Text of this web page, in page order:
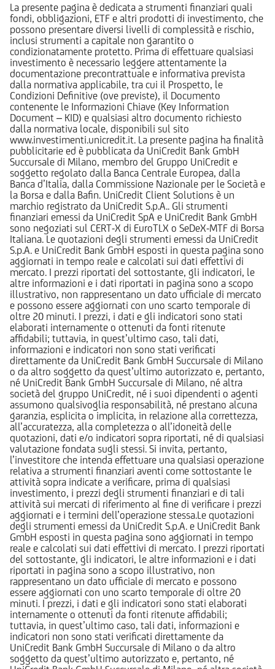
La presente pagina è dedicata a strumenti finanziari quali
fondi, obbligazioni, ETF e altri prodotti di investimento, che
possono presentare diversi livelli di complessità e rischio,
inclusi strumenti a capitale non garantito o
condizionatamente protetto. Prima di effettuare qualsiasi
investimento è necessario leggere attentamente la
documentazione precontrattuale e informativa prevista
dalla normativa applicabile, tra cui il Prospetto, le
Condizioni Definitive (ove previste), il Documento
contenente le Informazioni Chiave (Key Information
Document – KID) e qualsiasi altro documento richiesto
dalla normativa locale, disponibili sul sito
www.investimenti.unicredit.it. La presente pagina ha finalità
pubblicitarie ed è pubblicata da UniCredit Bank GmbH
Succursale di Milano, membro del Gruppo UniCredit e
soggetto regolato dalla Banca Centrale Europea, dalla
Banca d’Italia, dalla Commissione Nazionale per le Società e
la Borsa e dalla Bafin. UniCredit Client Solutions è un
marchio registrato da UniCredit S.p.A.. Gli strumenti
finanziari emessi da UniCredit SpA e UniCredit Bank GmbH
sono negoziati sul CERT-X di EuroTLX o SeDeX-MTF di Borsa
Italiana. Le quotazioni degli strumenti emessi da UniCredit
S.p.A. e UniCredit Bank GmbH esposti in questa pagina sono
aggiornati in tempo reale e calcolati sui dati effettivi di
mercato. I prezzi riportati del sottostante, gli indicatori, le
altre informazioni e i dati riportati in pagina sono a scopo
illustrativo, non rappresentano un dato ufficiale di mercato
e possono essere aggiornati con uno scarto temporale di
oltre 20 minuti. I prezzi, i dati e gli indicatori sono stati
elaborati internamente o ottenuti da fonti ritenute
affidabili; tuttavia, in quest’ultimo caso, tali dati,
informazioni e indicatori non sono stati verificati
direttamente da UniCredit Bank GmbH Succursale di Milano
o da altro soggetto da quest’ultimo autorizzato e, pertanto,
né UniCredit Bank GmbH Succursale di Milano, né altra
società del gruppo UniCredit, né i suoi dipendenti o agenti
assumono qualsivoglia responsabilità, né prestano alcuna
garanzia, esplicita o implicita, in relazione alla correttezza,
all’accuratezza, alla completezza o all’idoneità delle
quotazioni, dati e/o indicatori sopra riportati, né di qualsiasi
valutazione fondata sugli stessi. Si invita, pertanto,
l’investitore che intenda effettuare una qualsiasi operazione
relativa a strumenti finanziari aventi come sottostante le
attività sopra indicate a verificare, prima di qualsiasi
investimento, i prezzi degli strumenti finanziari e di tali
attività sui mercati di riferimento al fine di verificare i prezzi
aggiornati e i termini dell’operazione stessa.Le quotazioni
degli strumenti emessi da UniCredit S.p.A. e UniCredit Bank
GmbH esposti in questa pagina sono aggiornati in tempo
reale e calcolati sui dati effettivi di mercato. I prezzi riportati
del sottostante, gli indicatori, le altre informazioni e i dati
riportati in pagina sono a scopo illustrativo, non
rappresentano un dato ufficiale di mercato e possono
essere aggiornati con uno scarto temporale di oltre 20
minuti. I prezzi, i dati e gli indicatori sono stati elaborati
internamente o ottenuti da fonti ritenute affidabili;
tuttavia, in quest’ultimo caso, tali dati, informazioni e
indicatori non sono stati verificati direttamente da
UniCredit Bank GmbH Succursale di Milano o da altro
soggetto da quest’ultimo autorizzato e, pertanto, né